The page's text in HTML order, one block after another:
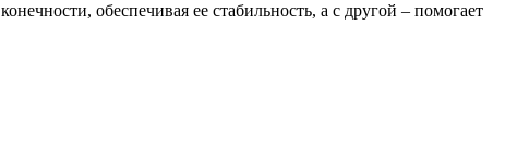
обеспечивая ее стабильность, а с другой – помогает